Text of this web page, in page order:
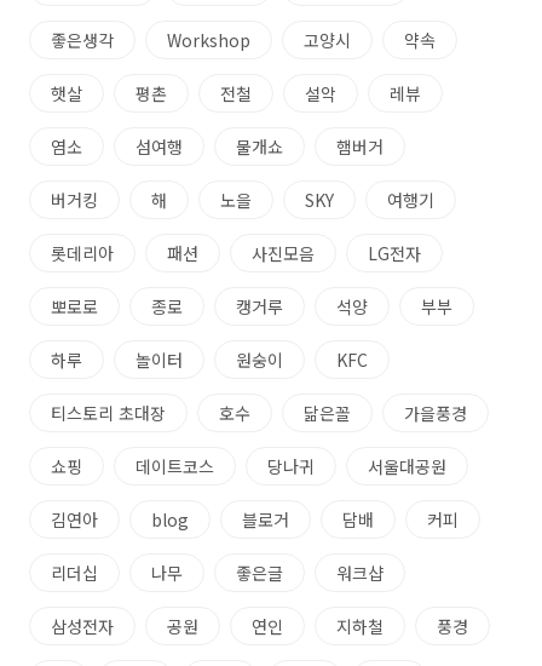
좋은생각 Workshop 고양시 약속
햇살 평촌 전철 설악 레뷰
염소 섬여행 물개쇼 햄버거
버거킹 해 노을 SKY 여행기
롯데리아 패션 사진모음 LG전자
뽀로로 종로 캥거루 석양 부부
하루 놀이터 원숭이 KFC
티스토리 초대장 호수 닮은꼴 가을풍경
쇼핑 데이트코스 당나귀 서울대공원
김연아 blog 블로거 담배 커피
리더십 나무 좋은글 워크샵
삼성전자 공원 연인 지하철 풍경